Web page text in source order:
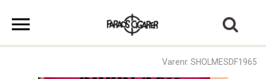
Varenr. SHOLMESDF1965